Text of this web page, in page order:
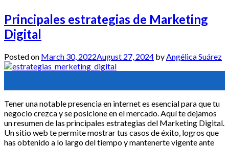
Principales estrategias de Marketing
Digital
Posted on March 30, 2022August 27, 2024 byAngélica Suárez
Tener una notable presencia en internet es esencial para que tu
negocio crezca y se posicione en el mercado. Aquí te dejamos
un resumen de las principales estrategias del Marketing Digital.
Un sitio web te permite mostrar tus casos de éxito, logros que
has obtenido a lo largo del tiempo y mantenerte vigente ante